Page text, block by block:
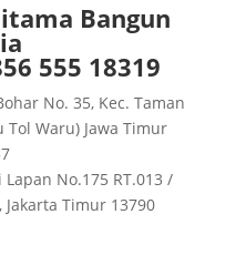
Bangun
555 18319
No. 35, Kec. Taman
Tol Waru) Jawa Timur
No.175 RT.013 /
Jakarta Timur 13790